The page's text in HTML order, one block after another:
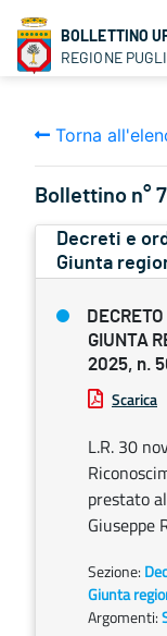
BOLLETTINO
REGIONE
Torna
Bollettino n°
Decreti e
Giunta
GIUNTA
2025, n.
Scarica
L.R. 30
prestato
Giuseppe
Sezione:
Giunta
Argomenti: